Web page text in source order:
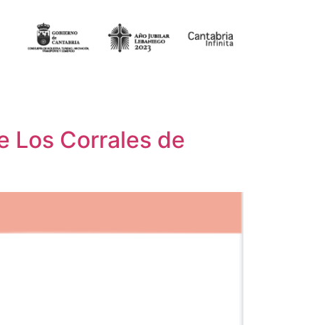
Los Corrales de